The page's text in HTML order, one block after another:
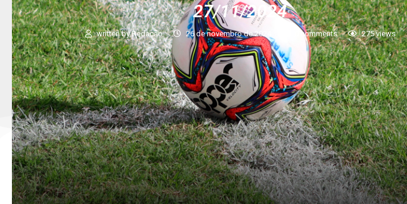
27/11/2024
written byRedação 26 de novembro de 2024 0 comments 275views